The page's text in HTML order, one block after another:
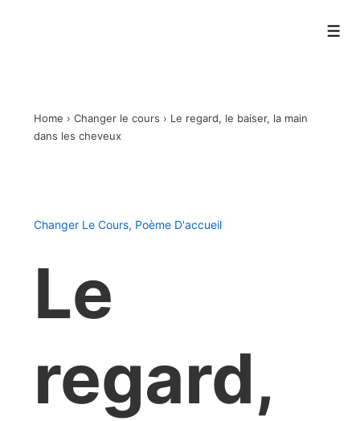
Home › Changer le cours › Le regard, le baiser, la main
dans les cheveux
Changer Le Cours, Poème D'accueil
Le
regard,